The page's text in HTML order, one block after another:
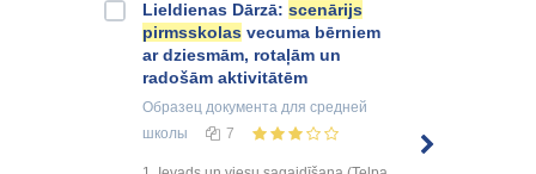
Lieldienas Dārzā: scenārijs
pirmsskolas vecuma bērniem
ar dziesmām, rotaļām un
radošām aktivitātēm
Образец документа для средней
школы
7